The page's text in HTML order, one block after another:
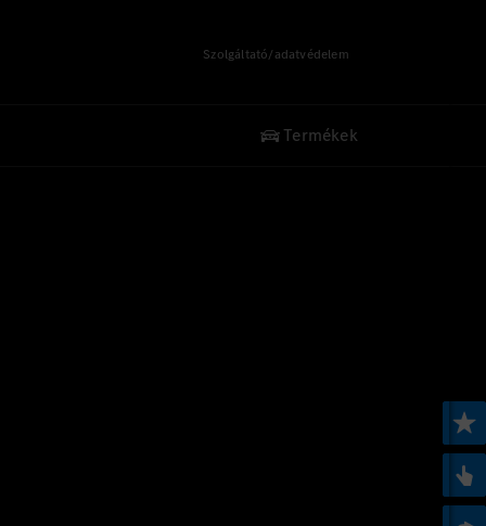
Szolgáltató/adatvédelem
Termékek